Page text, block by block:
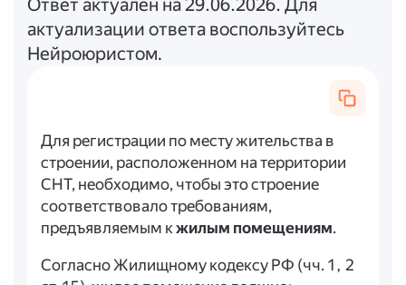
Ответ актуален на 29.06.2026. Для
актуализации ответа воспользуйтесь
Нейроюристом.
Для регистрации по месту жительства в
строении, расположенном на территории
СНТ, необходимо, чтобы это строение
соответствовало требованиям,
предъявляемым кжилым помещениям.
Согласно Жилищному кодексу РФ (чч. 1, 2